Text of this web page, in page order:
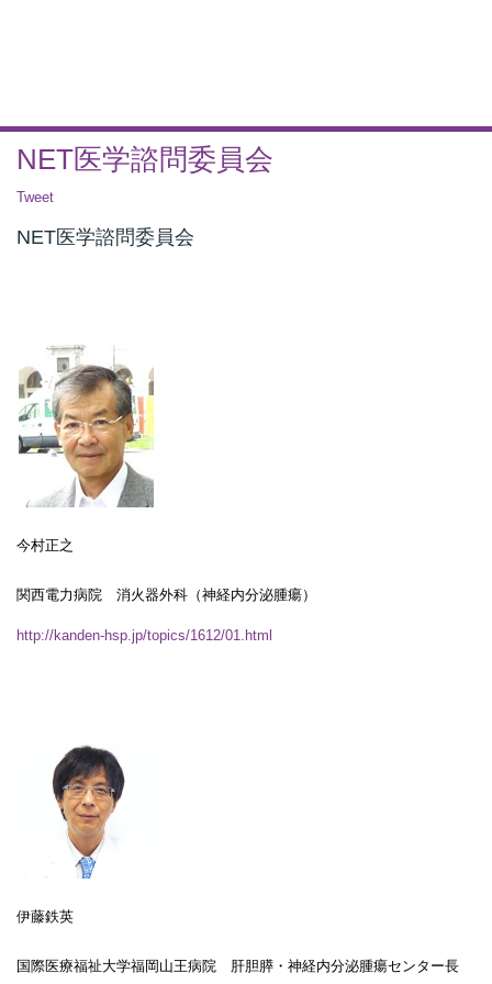
NET医学諮問委員会
Tweet
NET医学諮問委員会
今村正之
関西電力病院 消火器外科（神経内分泌腫瘍）
http://kanden-hsp.jp/topics/1612/01.html
伊藤鉄英
国際医療福祉大学福岡山王病院 肝胆膵・神経内分泌腫瘍センター長